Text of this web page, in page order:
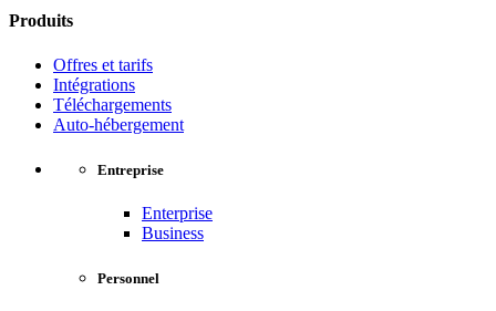
Produits
Offres et tarifs
Intégrations
Téléchargements
Auto-hébergement
Entreprise
Enterprise
Business
Personnel